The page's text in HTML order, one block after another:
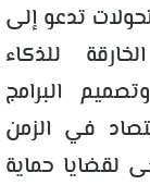
تدعو إلى
للذكاء
البرامج
في الزمن
لقضايا حماية